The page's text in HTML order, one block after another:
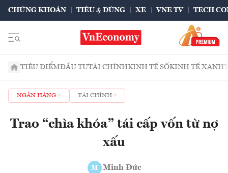
CHỨNG KHOÁN TIÊU & DÙNG XE VNE TV TECH
TIÊU ĐIỂMĐẦU TƯTÀI CHÍNHKINH TẾ SỐKINH TẾ XANH
NGÂN HÀNG TÀI CHÍNH
Trao “chìa khóa” tái cấp vốn từ nợ
xấu
M Minh Đức